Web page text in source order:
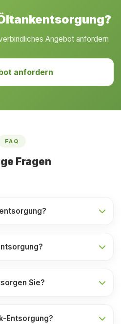
Angebot anfordern
anfordern
FAQ
Fragen
Sie?
Entsorgung?